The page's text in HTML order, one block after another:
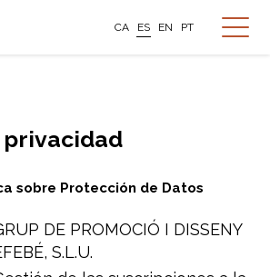
CA ES EN PT
sobre Protección de Datos
DE PROMOCIÓ I DISSENY
S.L.U.